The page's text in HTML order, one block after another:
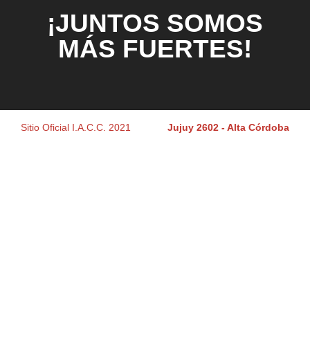
¡JUNTOS SOMOS
MÁS FUERTES!
Sitio Oficial I.A.C.C. 2021 Jujuy 2602 - Alta Córdoba